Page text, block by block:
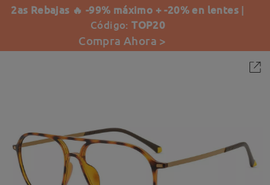
2as Rebajas 🔥 -99% máximo + -20% en lentes |
Código:TOP20
Compra Ahora >